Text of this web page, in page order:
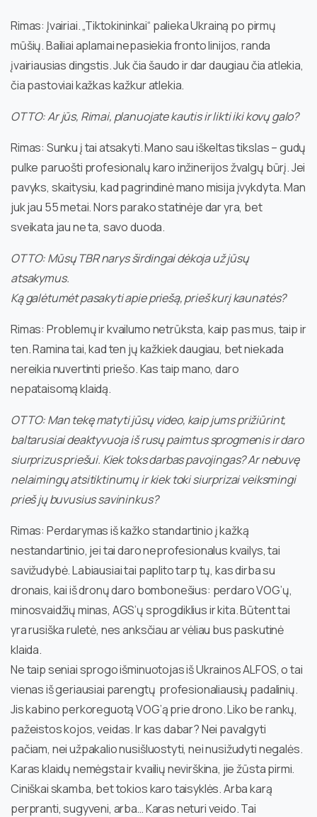
Rimas: Įvairiai. „Tiktokininkai“ palieka Ukrainą po pirmų
mūšių. Bailiai aplamai nepasiekia fronto linijos, randa
įvairiausias dingstis. Juk čia šaudo ir dar daugiau čia atlekia,
čia pastoviai kažkas kažkur atlekia.
OTTO: Ar jūs, Rimai, planuojate kautis ir likti iki kovų galo?
Rimas: Sunku į tai atsakyti. Mano sau iškeltas tikslas – gudų
pulke paruošti profesionalų karo inžinerijos žvalgų būrį. Jei
pavyks, skaitysiu, kad pagrindinė mano misija įvykdyta. Man
juk jau 55 metai. Nors parako statinėje dar yra, bet
sveikata jau ne ta, savo duoda.
OTTO: Mūsų TBR narys širdingai dėkoja už jūsų
atsakymus.
Ką galėtumėt pasakyti apie priešą, prieš kurį kaunatės?
Rimas: Problemų ir kvailumo netrūksta, kaip pas mus, taip ir
ten. Ramina tai, kad ten jų kažkiek daugiau, bet niekada
nereikia nuvertinti priešo. Kas taip mano, daro
nepataisomą klaidą.
OTTO: Man tekę matyti jūsų video, kaip jums prižiūrint,
baltarusiai deaktyvuoja iš rusų paimtus sprogmenis ir daro
siurprizus priešui. Kiek toks darbas pavojingas? Ar nebuvę
nelaimingų atsitiktinumų ir kiek toki siurprizai veiksmingi
prieš jų buvusius savininkus?
Rimas: Perdarymas iš kažko standartinio į kažką
nestandartinio, jei tai daro neprofesionalus kvailys, tai
savižudybė. Labiausiai tai paplito tarp tų, kas dirba su
dronais, kai iš dronų daro bombonešius: perdaro VOG’ų,
minosvaidžių minas, AGS’ų sprogdiklius ir kita. Būtent tai
yra rusiška ruletė, nes anksčiau ar vėliau bus paskutinė
klaida.
Ne taip seniai sprogo išminuotojas iš Ukrainos ALFOS, o tai
vienas iš geriausiai parengtų profesionaliausių padalinių.
Jis kabino perkoreguotą VOG’ą prie drono. Liko be rankų,
pažeistos kojos, veidas. Ir kas dabar? Nei pavalgyti
pačiam, nei užpakalio nusišluostyti, nei nusižudyti negalės.
Karas klaidų nemėgsta ir kvailių nevirškina, jie žūsta pirmi.
Ciniškai skamba, bet tokios karo taisyklės. Arba karą
perpranti, sugyveni, arba… Karas neturi veido. Tai